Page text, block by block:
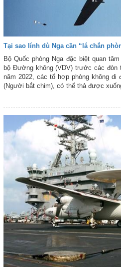
Tại sao lính dù Nga cần “lá chắn
Bộ Quốc phòng Nga đặc biệt quan
bộ Đường không (VDV) trước các
năm 2022, các tổ hợp phòng không di
(Người bắt chim), có thể thả được